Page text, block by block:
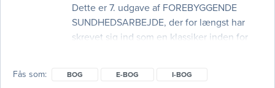
Dette er 7. udgave af FOREBYGGENDE
SUNDHEDSARBEJDE, der for længst har
skrevet sig ind som en klassiker inden for
periode på 35 år fået status af et alment
Fås som BOG E-BOG I-BOG